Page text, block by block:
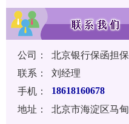
公司：
北京银行保函担
联系：
刘经理
手机：
18618160678
地址：
北京市海淀区马